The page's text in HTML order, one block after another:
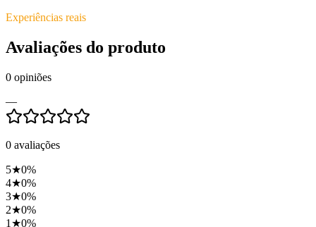
Experiências reais
Avaliações do produto
0 opiniões
—
0 avaliações
5★0%
4★0%
3★0%
2★0%
1 ★0%